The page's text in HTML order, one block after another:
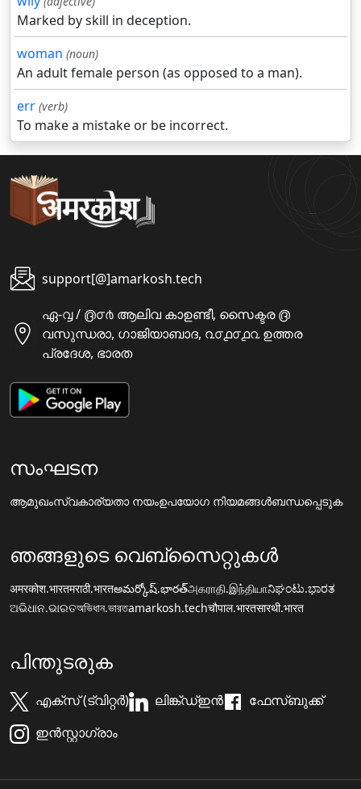
Marked by skill in deception.
woman (noun)
An adult female person (as opposed to a man).
err (verb)
To make a mistake or be incorrect.
support[@]amarkosh.tech
ഏ-൮ / ൫൦൪ ആലിവ കാഉണ്ടീ, സൈക്ടര ൫
വസുന്ധരാ, ഗാജിയാബാദ, ൨൦൧൦൧൨ ഉത്തര
പ്രദേശ, ഭാരത
സംഘടന
ആമുഖംസ്വകാര്യതാ നയംഉപയോഗ നിയമങ്ങൾബന്ധപ്പെടുക
ഞങ്ങളുടെ വെബ്സൈറ്റുകൾ
अमरकोश.भारतमराठी.भारतఅమర్కోష్.భారత్அகராதி.இந்தியாನಿಘಂಟು.ಭಾರತ
ଅଭିଧାନ.ଭାରତঅভিধান.ভারতamarkosh.techचौपाल.भारतसारथी.भारत
പിന്തുടരുക
എക്സ് (ട്വിറ്റർ) ലിങ്ക്ഡ്ഇൻ
ഫേസ്ബുക്ക്
ഇൻസ്റ്റാഗ്രാം